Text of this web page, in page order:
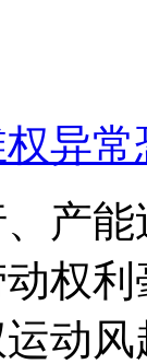
异
产
权
动